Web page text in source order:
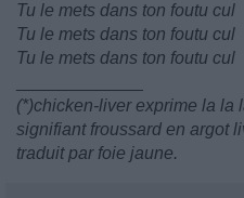
Tu le mets dans ton foutu cul
Tu le mets dans ton foutu cul
Tu le mets dans ton foutu cul
(*)chicken-liver exprime la la
signifiant froussard en argot
traduit par foie jaune.